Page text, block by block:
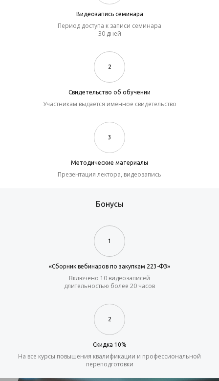
Видеозапись семинара
Период доступа к записи семинара
30 дней
2
Свидетельство об обучении
Участникам выдается именное свидетельство
3
Методические материалы
Презентация лектора, видеозапись
Бонусы
1
«Сборник вебинаров по закупкам 223-ФЗ»
Включено 10 видеозаписей
длительностью более 20 часов
2
Скидка 10%
На все курсы повышения квалификации и профессиональной
переподготовки